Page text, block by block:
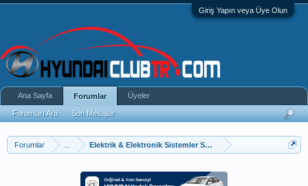
Giriş Yapın veya Üye Olun
Forumlar Elektrik & Elektronik Sistemler Sorun Ve Çözümleri
Ana Sayfa Forumlar
Forumları Ara Son Mesajlar
Üyeler